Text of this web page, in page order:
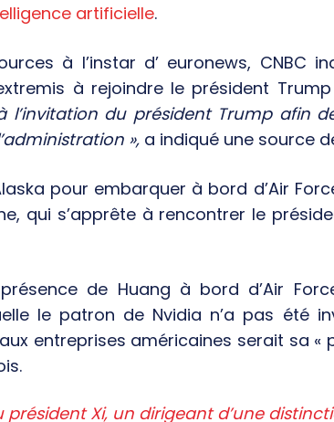
artificielle.
à l’instar d’ euronews, CNBC
à rejoindre le président Trump
du président Trump afin
», a indiqué une source
pour embarquer à bord d’Air
qui s’apprête à rencontrer le
de Huang à bord d’Air
le patron de Nvidia n’a pas été
entreprises américaines serait sa «
président Xi, un dirigeant d’une